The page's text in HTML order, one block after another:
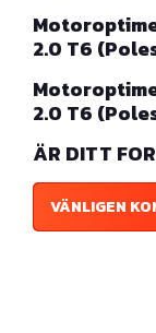
2.0 T6
2.0 T6
ÄR DITT
VÄNLIGEN